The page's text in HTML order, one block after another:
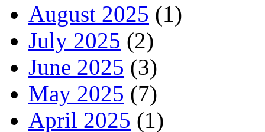
August 2025 (1)
July 2025 (2)
June 2025 (3)
May 2025 (7)
April 2025 (1)